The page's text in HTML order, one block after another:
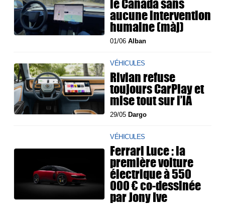
aucune intervention
humaine (màj)
01/06Alban
VÉHICULES
Rivian refuse
toujours CarPlay et
mise tout sur l’IA
29/05 Dargo
VÉHICULES
Ferrari Luce : la
première voiture
électrique à 550
000 € co-dessinée
par Jony Ive